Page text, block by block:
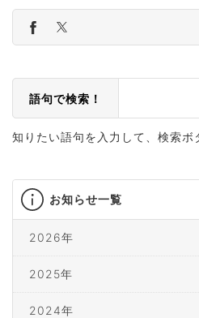
語句で検索！
知りたい語句を入力して、検索ボ
お知らせ一覧
2026年
2025年
2024年